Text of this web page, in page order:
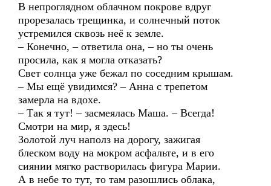
В непроглядном облачном покрове вдруг
прорезалась трещинка, и солнечный поток
устремился сквозь неё к земле.
– Конечно, – ответила она, – но ты очень
просила, как я могла отказать?
Свет солнца уже бежал по соседним крышам.
– Мы ещё увидимся? – Анна с трепетом
замерла на вдохе.
– Так я тут! – засмеялась Маша. – Всегда!
Смотри на мир, я здесь!
Золотой луч наполз на дорогу, зажигая
блеском воду на мокром асфальте, и в его
сиянии мягко растворилась фигура Марии.
А в небе то тут, то там разошлись облака,